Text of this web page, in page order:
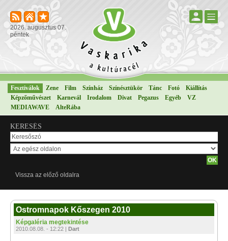
2026. augusztus 07.
péntek
Fesztiválok Zene Film Színház Színésztükör Tánc Fotó
Kiállítás
Képzőművészet
Karnevál Irodalom Divat Pegazus Egyéb
VZ
MEDIAWAVE
AlteRába
KERESÉS
Vissza az előző oldalra
Ostromnapok Kőszegen 2010
Képgaléria megtekintése
2010.08.08. - 12:22 | Dart